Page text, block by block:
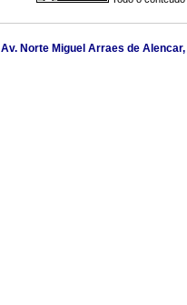
Av. Norte Miguel Arraes de